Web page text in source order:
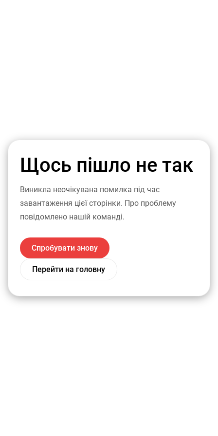
Щось пішло не так
Виникла неочікувана помилка під час
завантаження цієї сторінки. Про проблему
повідомлено нашій команді.
Спробувати знову
Перейти на головну